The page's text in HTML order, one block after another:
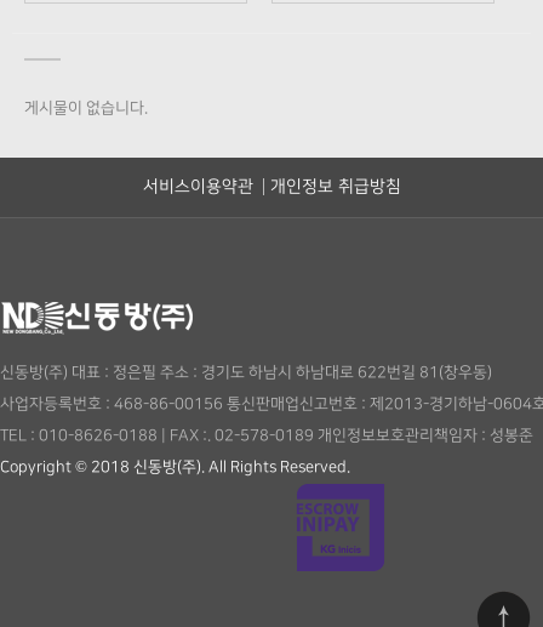
게시물이 없습니다.
서비스이용약관 개인정보 취급방침
신동방(주) 대표 : 정은필 주소 : 경기도 하남시 하남대로 622번길 81(창우동)
사업자등록번호 : 468-86-00156 통신판매업신고번호 : 제2013-경기하남-0604
TEL : 010-8626-0188
FAX :. 02-578-0189 개인정보보호관리책임자 : 성봉준
Copyright © 2018 신동방(주). All Rights Reserved.